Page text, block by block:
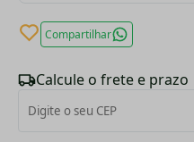
Compartilhar
Calcule o frete e prazo